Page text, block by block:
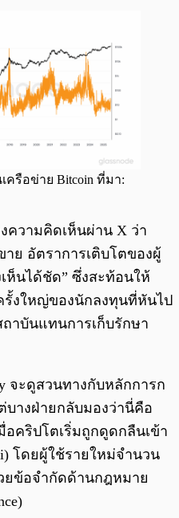
ครือข่าย Bitcoin ที่มา:
ความคิดเห็นผ่าน X ว่า
าย อัตราการเติบโตของผู้
ห็นได้ชัด” ซึ่งสะท้อนให้
รั้งใหญ่ของนักลงทุนที่หันไป
าบันแทนการเก็บรักษา
จะดูสวนทางกับหลักการก
บางฝ่ายกลับมองว่านี่คือ
คริปโตเริ่มถูกดูดกลืนเข้า
โดยผู้ใช้รายใหม่จำนวน
ยข้อจำกัดด้านกฎหมาย